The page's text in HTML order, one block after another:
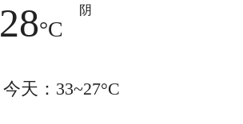
28°C
阴
今天：33~27°C